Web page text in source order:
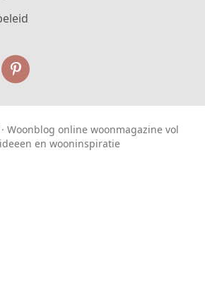
Woonblog online woonmagazine vol
en wooninspiratie